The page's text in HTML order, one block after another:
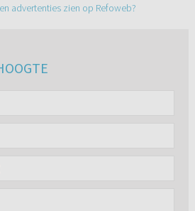
advertenties zien op Refoweb?